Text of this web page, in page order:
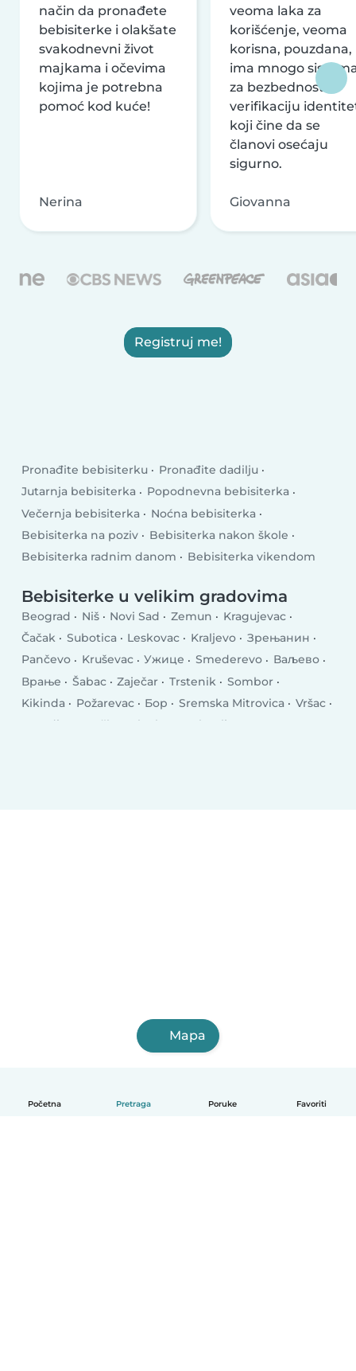
Početna Pretraga Poruke Favoriti
način da pronađete
bebisiterke i olakšate
svakodnevni život
majkama i očevima
kojima je potrebna
pomoć kod kuće!
Nerina
veoma laka za
korišćenje, veoma
korisna, pouzdana,
ima mnogo
za bezbednost i
verifikaciju
koji čine da se
članovi osećaju
sigurno.
Giovanna
Registruj me!
Pronađite bebisiterku
Pronađite dadilju
Jutarnja bebisiterka
Popodnevna bebisiterka
Večernja bebisiterka
Noćna bebisiterka
Bebisiterka na poziv
Bebisiterka nakon škole
Bebisiterka radnim danom
Bebisiterka vikendom
Bebisiterke u velikim gradovima
Beograd Niš Novi Sad Zemun
Kragujevac
Čačak
Subotica Leskovac Kraljevo
Зрењанин
Pančevo
Kruševac Ужице Smederevo
Ваљево
Врање
Šabac Zaječar Trstenik
Sombor
Kikinda
Požarevac Бор Sremska Mitrovica
Vršac
Jagodina
Bačka Palanka
Prokuplje
Mapa